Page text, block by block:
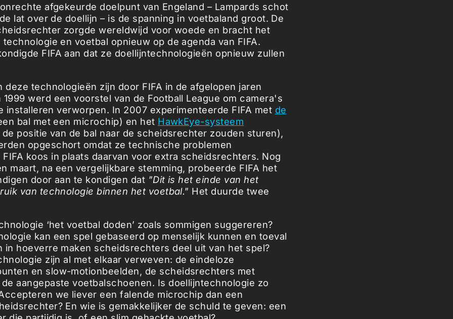
afgekeurde doelpunt van Engeland – Lampards schot
lat over de doellijn – is de spanning in voetbaland groot. De
zorgde wereldwijd voor woede en bracht het
en voetbal opnieuw op de agenda van FIFA.
FIFA aan dat ze doellijntechnologieën opnieuw zullen
deze technologieën zijn door FIFA in de afgelopen jaren
werd een voorstel van de Football League om camera's
installeren verworpen. In 2007 experimenteerde FIFA met de
bal met een microchip) en het HawkEye-systeem
positie van de bal naar de scheidsrechter zouden sturen),
opgeschort omdat ze technische problemen
koos in plaats daarvan voor extra scheidsrechters. Nog
maart, na een vergelijkbare stemming, probeerde FIFA het
door aan te kondigen dat "Dit is het einde van het
van technologie binnen het voetbal." Het duurde twee
‘het voetbal doden’ zoals sommigen suggereren?
kan een spel gebaseerd op menselijk kunnen en toeval
in hoeverre maken scheidsrechters deel uit van het spel?
zijn al met elkaar verweven: de eindeloze
en slow-motionbeelden, de scheidsrechters met
aangepaste voetbalschoenen. Is doellijntechnologie zo
we liever een falende microchip dan een
En wie is gemakkelijker de schuld te geven: een